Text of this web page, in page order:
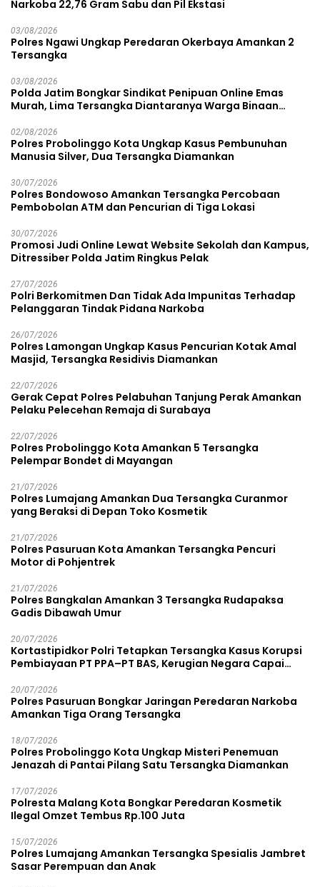
Narkoba 22,76 Gram Sabu dan Pil Ekstasi
03/08/2026
Polres Ngawi Ungkap Peredaran Okerbaya Amankan 2
Tersangka
03/08/2026
Polda Jatim Bongkar Sindikat Penipuan Online Emas
Murah, Lima Tersangka Diantaranya Warga Binaan
02/08/2026
Polres Probolinggo Kota Ungkap Kasus Pembunuhan
Manusia Silver, Dua Tersangka Diamankan
30/07/2026
Polres Bondowoso Amankan Tersangka Percobaan
Pembobolan ATM dan Pencurian di Tiga Lokasi
30/07/2026
Promosi Judi Online Lewat Website Sekolah dan Kampus,
Ditressiber Polda Jatim Ringkus Pelak
27/07/2026
Polri Berkomitmen Dan Tidak Ada Impunitas Terhadap
Pelanggaran Tindak Pidana Narkoba
26/07/2026
Polres Lamongan Ungkap Kasus Pencurian Kotak Amal
Masjid, Tersangka Residivis Diamankan
22/07/2026
Gerak Cepat Polres Pelabuhan Tanjung Perak Amankan
Pelaku Pelecehan Remaja di Surabaya
22/07/2026
Polres Probolinggo Kota Amankan 5 Tersangka
Pelempar Bondet di Mayangan
21/07/2026
Polres Lumajang Amankan Dua Tersangka Curanmor
yang Beraksi di Depan Toko Kosmetik
21/07/2026
Polres Pasuruan Kota Amankan Tersangka Pencuri
Motor di Pohjentrek
21/07/2026
Polres Bangkalan Amankan 3 Tersangka Rudapaksa
Gadis Dibawah Umur
20/07/2026
Kortastipidkor Polri Tetapkan Tersangka Kasus Korupsi
Pembiayaan PT PPA–PT BAS, Kerugian Negara Capai
20/07/2026
Polres Pasuruan Bongkar Jaringan Peredaran Narkoba
Amankan Tiga Orang Tersangka
18/07/2026
Polres Probolinggo Kota Ungkap Misteri Penemuan
Jenazah di Pantai Pilang Satu Tersangka Diamankan
17/07/2026
Polresta Malang Kota Bongkar Peredaran Kosmetik
Ilegal Omzet Tembus Rp.100 Juta
15/07/2026
Polres Lumajang Amankan Tersangka Spesialis Jambret
Sasar Perempuan dan Anak